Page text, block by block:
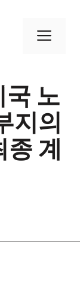
메
국 노
지의
종 계